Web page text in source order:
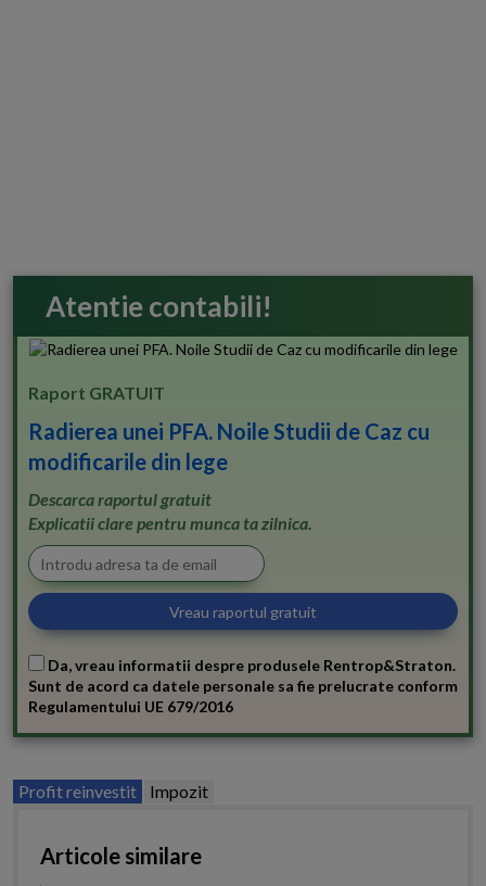
Atentie contabili!
Raport GRATUIT
Radierea unei PFA. Noile Studii de Caz cu
modificarile din lege
Descarca raportul gratuit
Explicatii clare pentru munca ta zilnica.
Da, vreau informatii despre produsele Rentrop&Straton.
Sunt de acord ca datele personale sa fie prelucrate conform
Regulamentului UE 679/2016
Profit reinvestit Impozit
Articole similare